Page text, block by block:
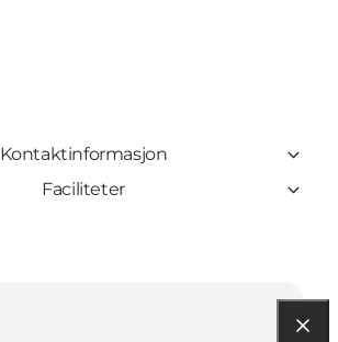
Kontaktinformasjon
Faciliteter